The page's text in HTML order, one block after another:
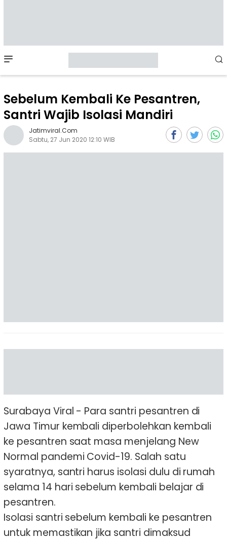
Menu
Sebelum Kembali Ke Pesantren,
Santri Wajib Isolasi Mandiri
Jatimviral.com
Sabtu, 27 Jun 2020 12:10 WIB
Surabaya Viral - Para santri pesantren di
Jawa Timur kembali diperbolehkan kembali
ke pesantren saat masa menjelang New
Normal pandemi Covid-19. Salah satu
syaratnya, santri harus isolasi dulu di rumah
selama 14 hari sebelum kembali belajar di
pesantren.
Isolasi santri sebelum kembali ke pesantren
untuk memastikan jika santri dimaksud